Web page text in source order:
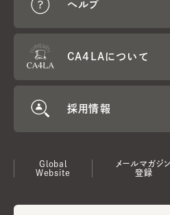
ヘルプ
CA4LAについて
採用情報
Global
Website
メールマガジン
登録